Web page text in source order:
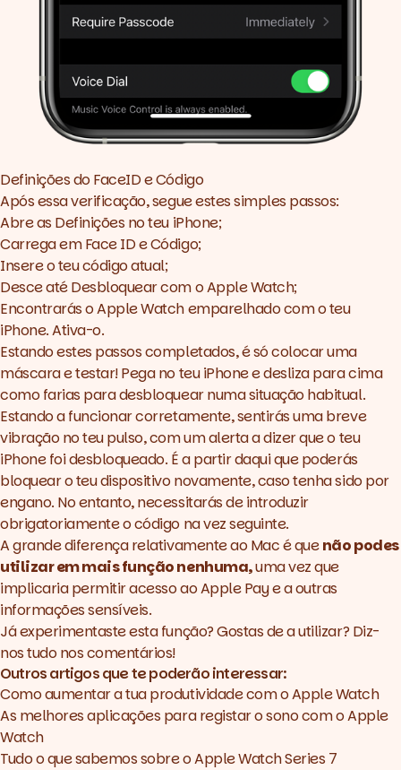
Definições do FaceID e Código
Após essa verificação, segue estes simples passos:
Abre as Definições no teu iPhone;
Carrega em Face ID e Código;
Insere o teu código atual;
Desce até Desbloquear com o Apple Watch;
Encontrarás o Apple Watch emparelhado com o teu
iPhone. Ativa-o.
Estando estes passos completados, é só colocar uma
máscara e testar! Pega no teu iPhone e desliza para cima
como farias para desbloquear numa situação habitual.
Estando a funcionar corretamente, sentirás uma breve
vibração no teu pulso, com um alerta a dizer que o teu
iPhone foi desbloqueado. É a partir daqui que poderás
bloquear o teu dispositivo novamente, caso tenha sido por
engano. No entanto, necessitarás de introduzir
obrigatoriamente o código na vez seguinte.
A grande diferença relativamente ao Mac é quenão podes
utilizar em mais função nenhuma,uma vez que
implicaria permitir acesso ao Apple Pay e a outras
informações sensíveis.
Já experimentaste esta função? Gostas de a utilizar? Diz-
nos tudo nos comentários!
Outros artigos que te poderão interessar:
Como aumentar a tua produtividade com o Apple Watch
As melhores aplicações para registar o sono com o Apple
Watch
Tudo o que sabemos sobre o Apple Watch Series 7